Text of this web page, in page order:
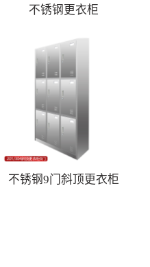
不锈钢更衣柜
不锈钢9门斜顶更衣柜